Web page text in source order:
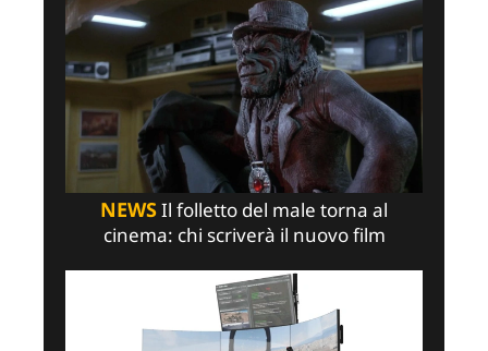
NEWSIl folletto del male torna al
cinema: chi scriverà il nuovo film